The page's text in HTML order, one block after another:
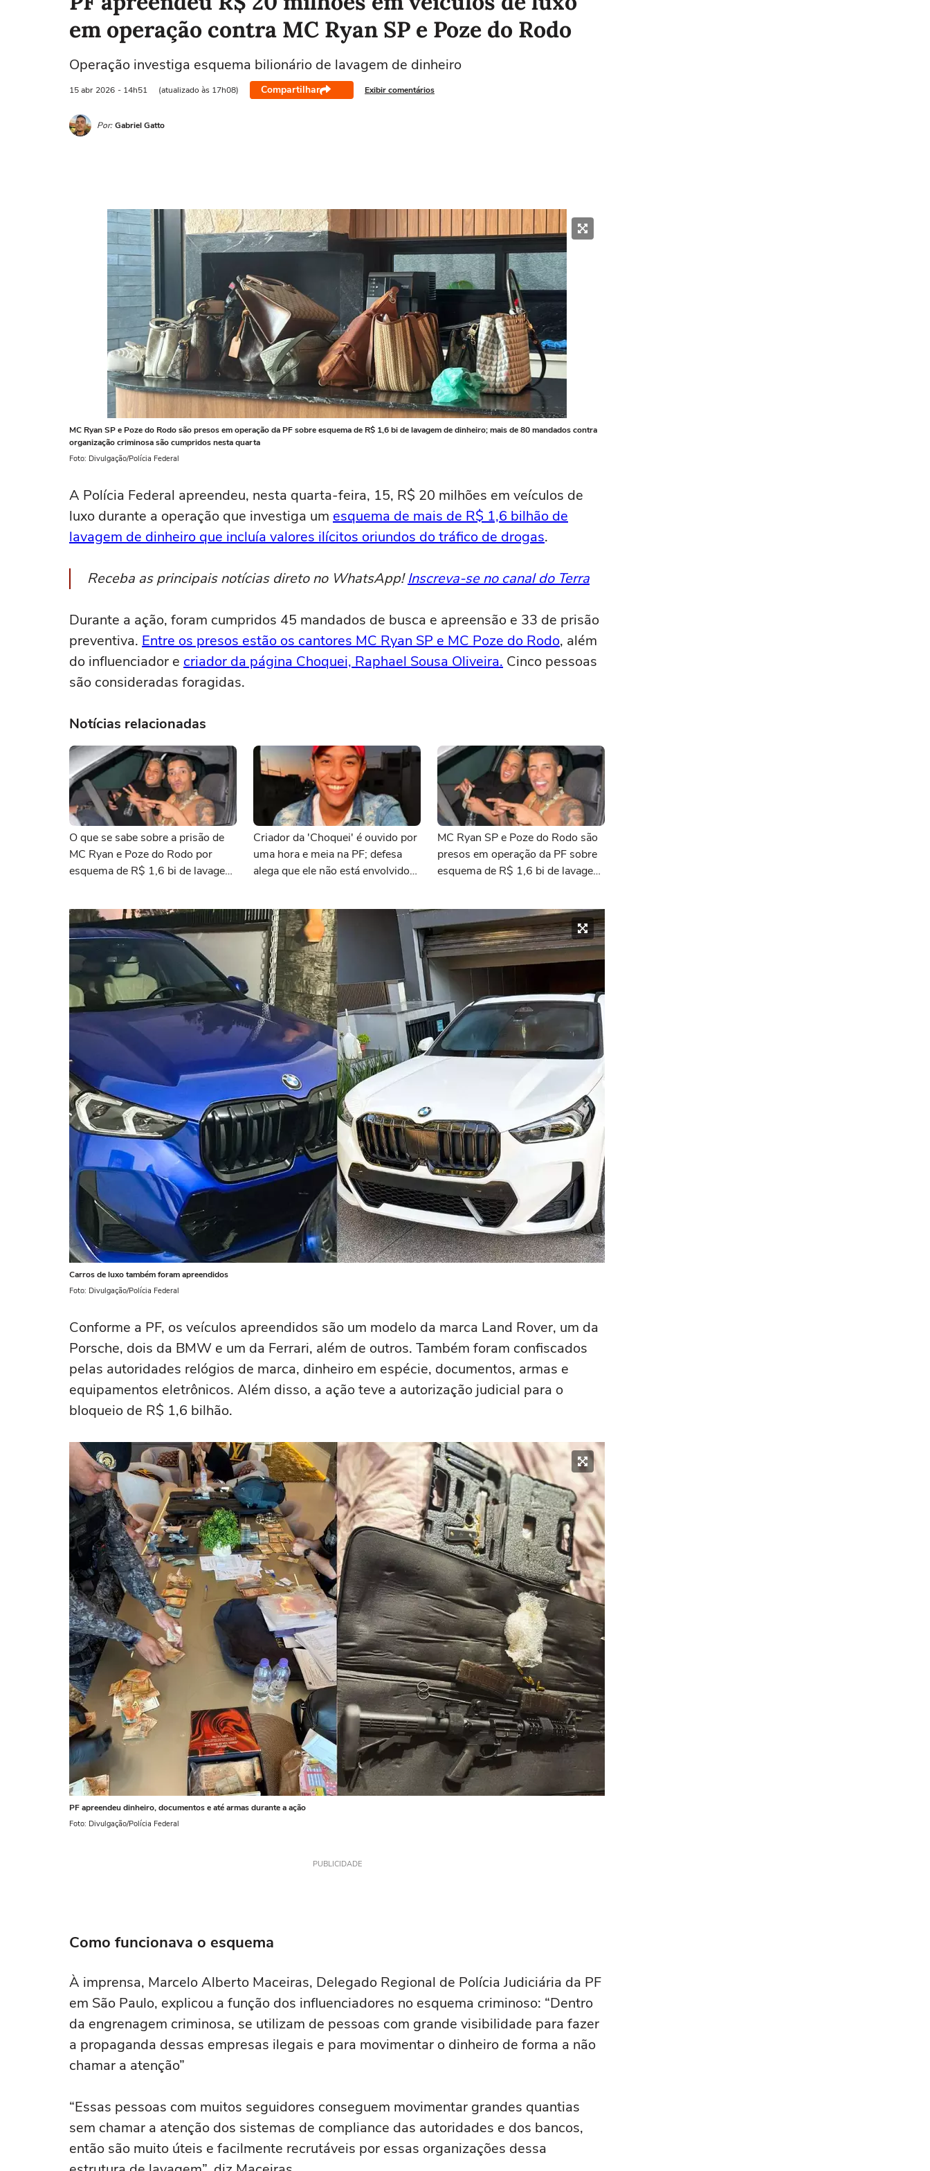
em operação contra MC Ryan SP e Poze do Rodo
Operação investiga esquema bilionário de lavagem de dinheiro
15 abr 2026 - 14h51 (atualizado às 17h08) Compartilhar Exibir comentários
Por: Gabriel Gatto
MC Ryan SP e Poze do Rodo são presos em operação da PF sobre esquema de R$ 1,6 bi de lavagem de dinheiro; mais de 80 mandados contra
organização criminosa são cumpridos nesta quarta
Foto: Divulgação/Polícia Federal
A Polícia Federal apreendeu, nesta quarta-feira, 15, R$ 20 milhões em veículos de
luxo durante a operação que investiga um esquema de mais de R$ 1,6 bilhão de
lavagem de dinheiro que incluía valores ilícitos oriundos do tráfico de drogas.
Receba as principais notícias direto no WhatsApp!Inscreva-se no canal do Terra
Durante a ação, foram cumpridos 45 mandados de busca e apreensão e 33 de prisão
preventiva. Entre os presos estão os cantores MC Ryan SP e MC Poze do Rodo, além
do influenciador e criador da página Choquei, Raphael Sousa Oliveira. Cinco pessoas
são consideradas foragidas.
Notícias relacionadas
O que se sabe sobre a prisão de
MC Ryan e Poze do Rodo por
esquema de R$ 1,6 bi de lavagem
Criador da 'Choquei' é ouvido por
uma hora e meia na PF; defesa
alega que ele não está envolvido
MC Ryan SP e Poze do Rodo são
presos em operação da PF sobre
esquema de R$ 1,6 bi de lavagem
Carros de luxo também foram apreendidos
Foto: Divulgação/Polícia Federal
Conforme a PF, os veículos apreendidos são um modelo da marca Land Rover, um da
Porsche, dois da BMW e um da Ferrari, além de outros. Também foram confiscados
pelas autoridades relógios de marca, dinheiro em espécie, documentos, armas e
equipamentos eletrônicos. Além disso, a ação teve a autorização judicial para o
bloqueio de R$ 1,6 bilhão.
PF apreendeu dinheiro, documentos e até armas durante a ação
Foto: Divulgação/Polícia Federal
PUBLICIDADE
Como funcionava o esquema
À imprensa, Marcelo Alberto Maceiras, Delegado Regional de Polícia Judiciária da PF
em São Paulo, explicou a função dos influenciadores no esquema criminoso: “Dentro
da engrenagem criminosa, se utilizam de pessoas com grande visibilidade para fazer
a propaganda dessas empresas ilegais e para movimentar o dinheiro de forma a não
chamar a atenção”
“Essas pessoas com muitos seguidores conseguem movimentar grandes quantias
sem chamar a atenção dos sistemas de compliance das autoridades e dos bancos,
então são muito úteis e facilmente recrutáveis por essas organizações dessa